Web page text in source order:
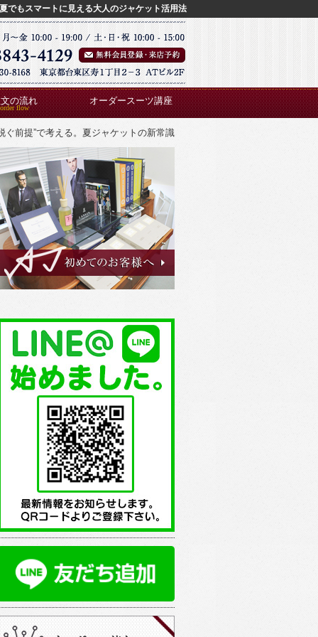
でもスマートに見える大人のジャケット活用法
の流れ オーダースーツ講座
ぐ前提”で考える。夏ジャケットの新常識